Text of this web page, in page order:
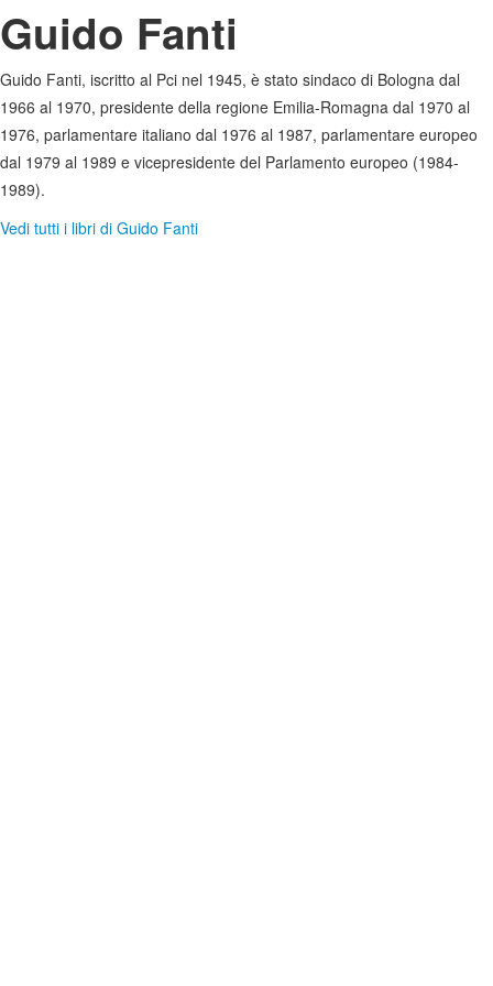
Guido Fanti
Guido Fanti, iscritto al Pci nel 1945, è stato sindaco di Bologna dal
1966 al 1970, presidente della regione Emilia-Romagna dal 1970 al
1976, parlamentare italiano dal 1976 al 1987, parlamentare europeo
dal 1979 al 1989 e vicepresidente del Parlamento europeo (1984-
1989).
Vedi tutti i libri di Guido Fanti